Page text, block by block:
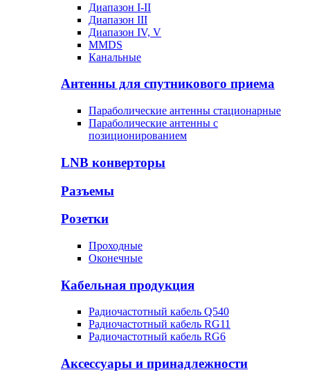
Диапазон I-II
Диапазон III
Диапазон IV, V
MMDS
Канальные
Антенны для спутникового приема
Параболические антенны стационарные
Параболические антенны с
позиционированием
LNB конверторы
Разъемы
Розетки
Проходные
Оконечные
Кабельная продукция
Радиочастотный кабель Q540
Радиочастотный кабель RG11
Радиочастотный кабель RG6
Аксессуары и принадлежности